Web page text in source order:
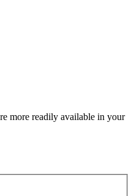
more readily available in your